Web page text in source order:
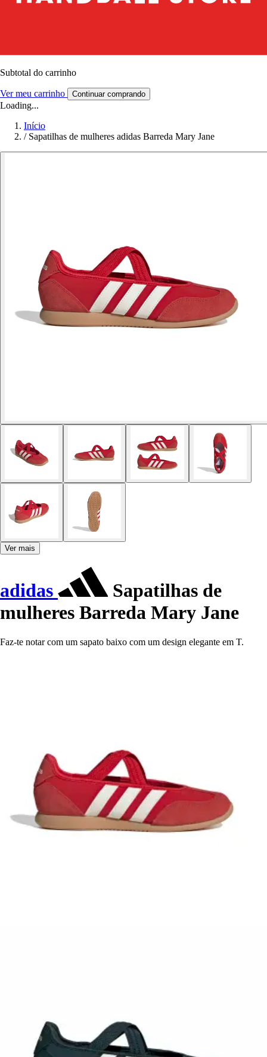
Subtotal do carrinho
Ver meu carrinho Continuar comprando
Loading...
Início
/ Sapatilhas de mulheres adidas Barreda Mary Jane
Ver mais
adidas
Sapatilhas de
mulheres Barreda Mary Jane
Faz-te notar com um sapato baixo com um design elegante em T.